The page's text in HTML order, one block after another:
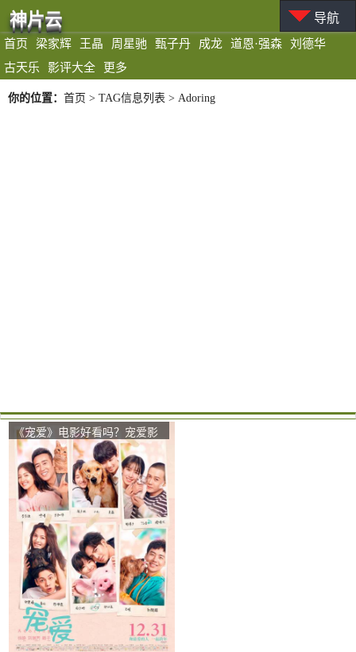
首页 梁家辉 王晶 周星驰 甄子丹 成龙 道恩·强森
刘德华
古天乐
影评大全 更多
神片云 导航
你的位置： 首页 > TAG信息列表 > Adoring
《宠爱》电影好看吗？宠爱影
评及简介